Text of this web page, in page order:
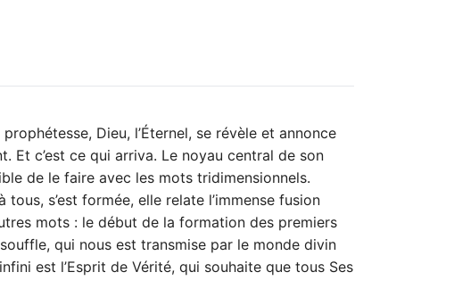
Dieu, l’Éternel, se révèle et annonce
Et c’est ce qui arriva. Le noyau central de son
de le faire avec les mots tridimensionnels.
s’est formée, elle relate l’immense fusion
mots : le début de la formation des premiers
qui nous est transmise par le monde divin
est l’Esprit de Vérité, qui souhaite que tous Ses